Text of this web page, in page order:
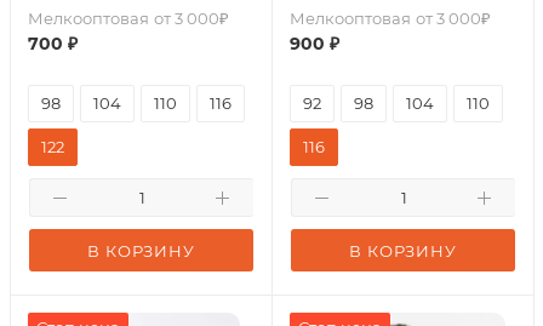
Мелкооптовая от 3 000₽
700 ₽
В КОРЗИНУ
98 104 110 116
122
Мелкооптовая от 3 000₽
900 ₽
В КОРЗИНУ
92 98 104 110
116